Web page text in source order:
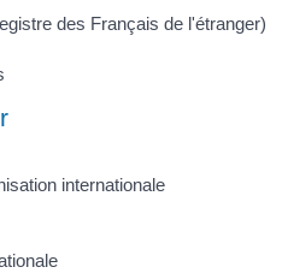
des Français de l'étranger)
internationale